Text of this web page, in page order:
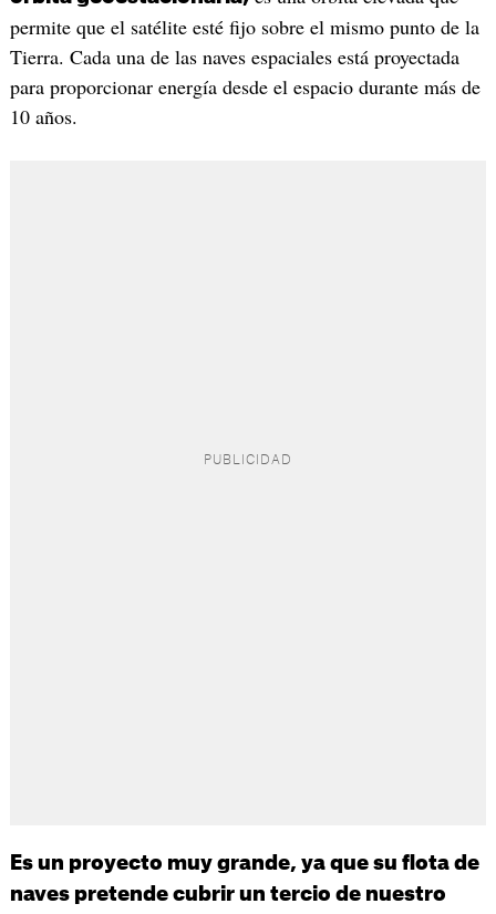
permite que el satélite esté fijo sobre el mismo punto de la
Tierra. Cada una de las naves espaciales está proyectada
para proporcionar energía desde el espacio durante más de
10 años.
Es un proyecto muy grande, ya que su flota de
naves pretende cubrir un tercio de nuestro